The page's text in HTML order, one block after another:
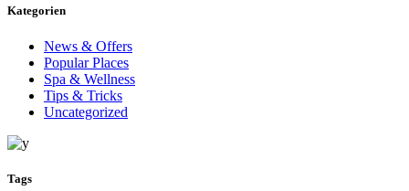
Kategorien
News & Offers
Popular Places
Spa & Wellness
Tips & Tricks
Uncategorized
Tags